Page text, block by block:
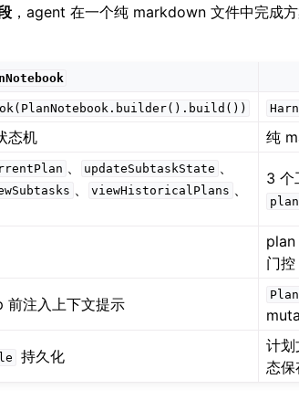
，agent 在一个纯 markdown 文件中完成
态机 纯
、 updateSubtaskState 、
、 viewHistoricalPlans 、
3 个
plan
门控
注入上下文提示
持久化
计划
态保